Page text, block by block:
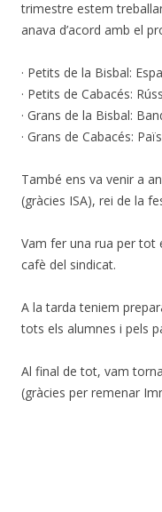
trimestre estem
anava d’acord amb el
· Petits de la Bisbal:
· Petits de Cabacés:
· Grans de la Bisbal:
· Grans de Cabacés:
També ens va venir a
(gràcies ISA), rei de la
Vam fer una rua per tot
cafè del sindicat.
A la tarda teniem
tots els alumnes i pels
Al final de tot, vam
(gràcies per remenar